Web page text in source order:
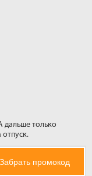
дальше только
Забрать промокод